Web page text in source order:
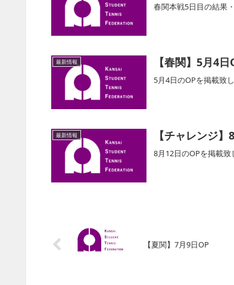
春関本戦5日目の結果
最新情報 【春関】5月4
5月4日のOPを掲載致
最新情報 【チャレンジ
8月12日のOPを掲載致
【夏関】7月9日OP